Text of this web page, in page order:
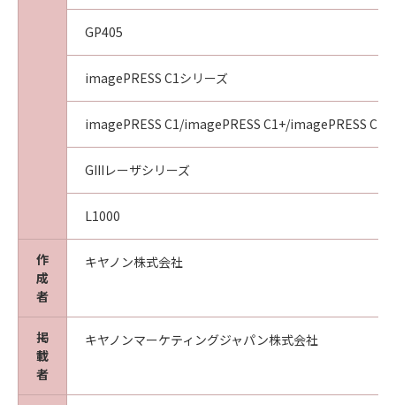
GP405
imagePRESS C1シリーズ
imagePRESS C1/imagePRESS C1+/imagePRESS
GIIIレーザシリーズ
L1000
作
成
者
キヤノン株式会社
掲
載
者
キヤノンマーケティングジャパン株式会社